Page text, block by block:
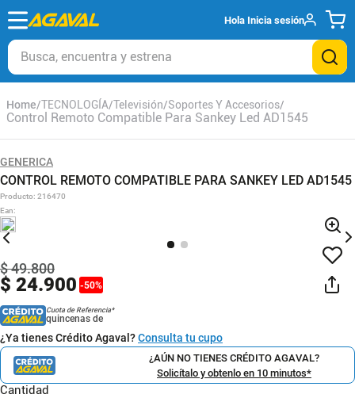
Hola Inicia sesión
Busca, encuentra y estrena
TECNOLOGÍA Televisión Soportes Y Accesorios
Control Remoto Compatible Para Sankey Led AD1545
GENERICA
CONTROL REMOTO COMPATIBLE PARA SANKEY LED AD1545
Producto: 216470
Ean:
$ 24.900 -50%
$49.800
Cuota de Referencia*
quincenas de
¿Ya tienes Crédito Agaval?Consulta tu cupo
¿AÚN NO TIENES CRÉDITO AGAVAL?
Solicítalo y obtenlo en 10 minutos*
Cantidad